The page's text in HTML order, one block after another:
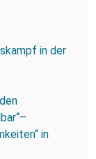
in der
in